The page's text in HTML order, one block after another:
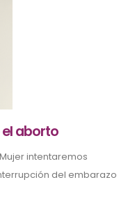
aborto
intentaremos
del embarazo